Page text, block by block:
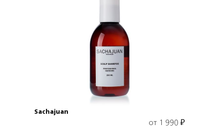
Выбрать объем
Sachajuan
от 1 990 ₽